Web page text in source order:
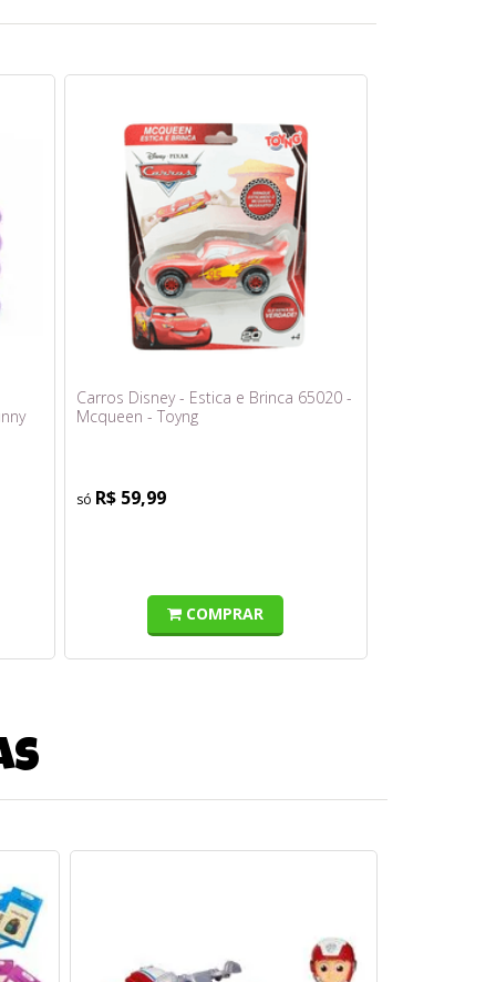
Carros Disney - Estica e Brinca 65020 -
Mcqueen - Toyng
R$ 59,99
COMPRAR